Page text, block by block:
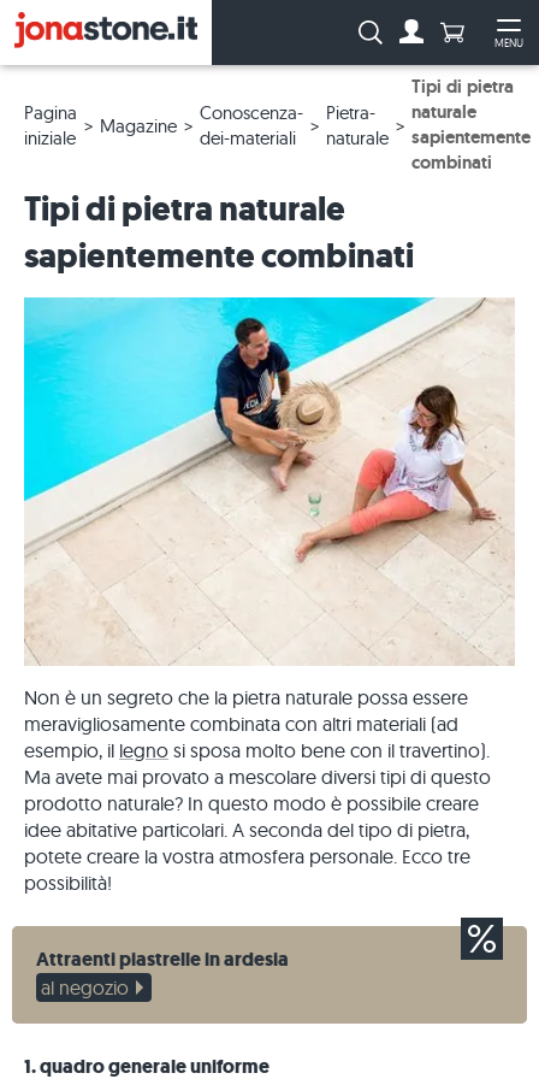
MENU
Ricerca: Numero di
Pagina
iniziale
Magazine
Conoscenza-
dei-materiali
Pietra-
naturale
Tipi di pietra
naturale
sapientemente
combinati
Tipi di pietra naturale
sapientemente combinati
Non è un segreto che la pietra naturale possa essere
meravigliosamente combinata con altri materiali (ad
esempio, il legno si sposa molto bene con il travertino).
Ma avete mai provato a mescolare diversi tipi di questo
prodotto naturale? In questo modo è possibile creare
idee abitative particolari. A seconda del tipo di pietra,
potete creare la vostra atmosfera personale. Ecco tre
possibilità!
Attraenti piastrelle in ardesia
al negozio
1. quadro generale uniforme